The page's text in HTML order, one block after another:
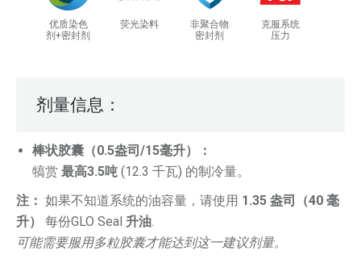
优质染色
剂+密封剂
荧光染料
非聚合物
密封剂
克服系统
压力
剂量信息：
棒状胶囊（0.5盎司/15毫升）：
犒赏 最高3.5吨 (12.3 千瓦) 的制冷量。
注： 如果不知道系统的油容量，请使用 1.35 盎司（40 毫
升）
每份GLO Seal 升油.
可能需要服用多粒胶囊才能达到这一建议剂量。